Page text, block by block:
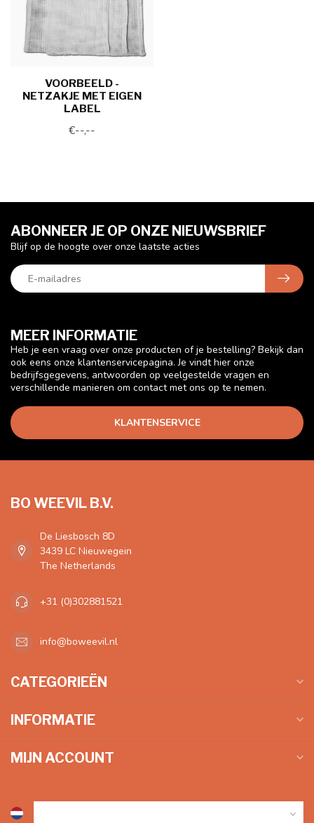
VOORBEELD -
NETZAKJE MET EIGEN
LABEL
€--,--
MEER INFORMATIE
Heb je een vraag over onze producten of je bestelling? Bekijk dan
ook eens onze klantenservicepagina. Je vindt hier onze
bedrijfsgegevens, antwoorden op veelgestelde vragen en
verschillende manieren om contact met ons op te nemen.
KLANTENSERVICE
ABONNEER JE OP ONZE NIEUWSBRIEF
Blijf op de hoogte over onze laatste acties
BO WEEVIL B.V.
De Liesbosch 8D
3439 LC Nieuwegein
The Netherlands
+31 (0)302881521
info@boweevil.nl
CATEGORIEËN
INFORMATIE
MIJN ACCOUNT